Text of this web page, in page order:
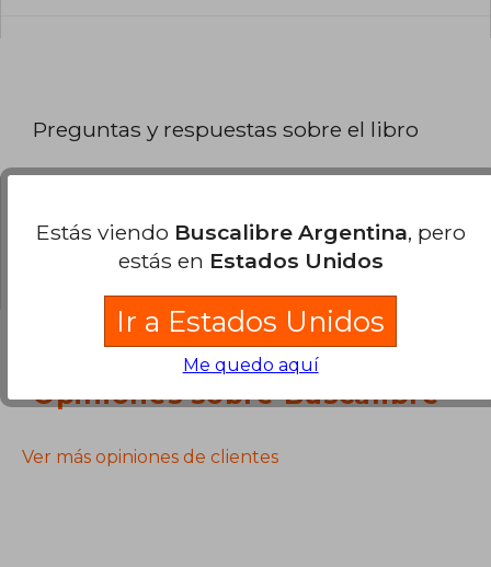
Preguntas y respuestas sobre el libro
¿Tienes una pregunta sobre el libro?Inicia
para poder agregar tu propia pregunta.
Opiniones sobre Buscalibre
Ver más opiniones de clientes
Estás viendo Buscalibre Argentina, pero
estás en Estados Unidos
Ir a Estados Unidos
Me quedo aquí